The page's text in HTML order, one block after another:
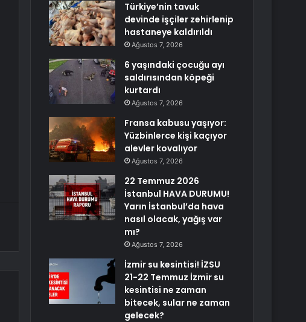
Türkiye’nin tavuk
devinde işçiler zehirlenip
hastaneye kaldırıldı
Ağustos 7, 2026
6 yaşındaki çocuğu ayı
saldırısından köpeği
kurtardı
Ağustos 7, 2026
Fransa kabusu yaşıyor:
Yüzbinlerce kişi kaçıyor
alevler kovalıyor
Ağustos 7, 2026
22 Temmuz 2026
İstanbul HAVA DURUMU!
Yarın İstanbul’da hava
nasıl olacak, yağış var
mı?
Ağustos 7, 2026
İzmir su kesintisi! İZSU
21-22 Temmuz İzmir su
kesintisi ne zaman
bitecek, sular ne zaman
gelecek?